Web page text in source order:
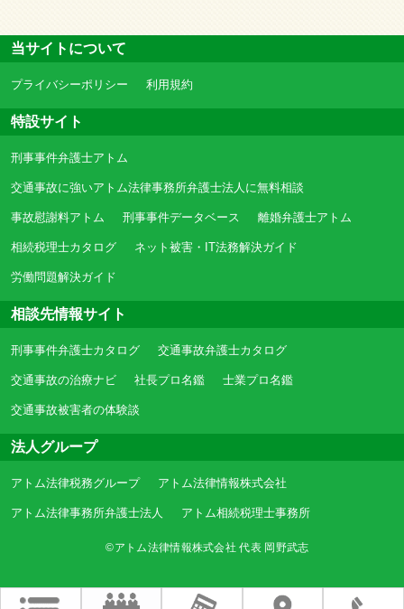
当サイトについて
プライバシーポリシー 利用規約
特設サイト
刑事事件弁護士アトム
交通事故に強いアトム法律事務所弁護士法人に無料相談
事故慰謝料アトム 刑事事件データベース 離婚弁護士アトム
相続税理士カタログ ネット被害・IT法務解決ガイド
労働問題解決ガイド
相談先情報サイト
刑事事件弁護士カタログ 交通事故弁護士カタログ
交通事故の治療ナビ 社長プロ名鑑 士業プロ名鑑
交通事故被害者の体験談
法人グループ
アトム法律税務グループ アトム法律情報株式会社
アトム法律事務所弁護士法人 アトム相続税理士事務所
©アトム法律情報株式会社 代表 岡野武志